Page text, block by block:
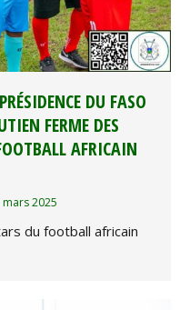
DU FASO
FERME DES
AFRICAIN
mars 2025
du football africain